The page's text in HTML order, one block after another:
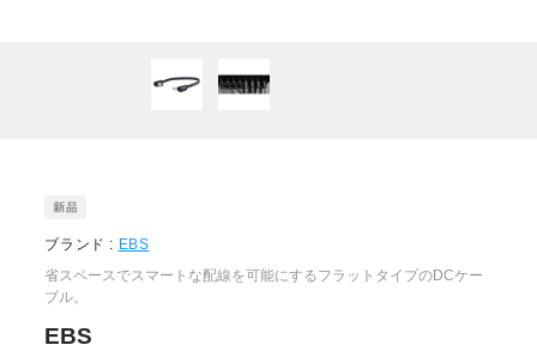
ブランド : EBS
省スペースでスマートな配線を可能にするフラットタイプのDCケー
ブル。
EBS